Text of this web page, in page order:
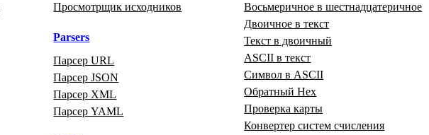
Просмотрщик исходников
Parsers
Парсер URL
Парсер JSON
Парсер XML
Парсер YAML
Восьмеричное в шестнадцатеричное
Двоичное в текст
Текст в двоичный
ASCII в текст
Символ в ASCII
Обратный Hex
Проверка карты
Конвертер систем счисления